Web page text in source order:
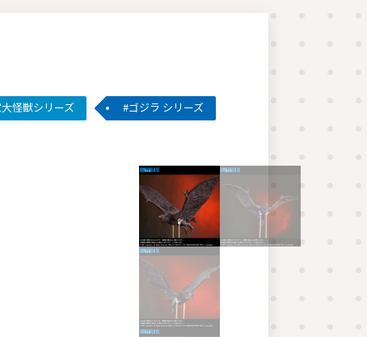
怪獣シリーズ ゴジラ シリーズ